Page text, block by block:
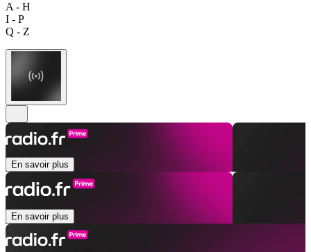
A - H
I - P
Q - Z
En savoir plus
En savoir plus